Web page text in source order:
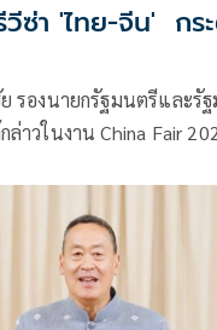
วีซ่า 'ไทย-จีน' กร
รองนายกรัฐมนตรีและรั
าวในงาน China Fair